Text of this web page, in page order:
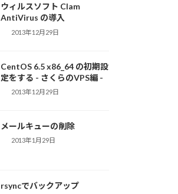
ウィルスソフト Clam
AntiVirus の導入
2013年12月29日
CentOS 6.5 x86_64 の初期設
定をする - さくらのVPS編 -
2013年12月29日
メールキューの削除
2013年1月29日
rsyncでバックアップ